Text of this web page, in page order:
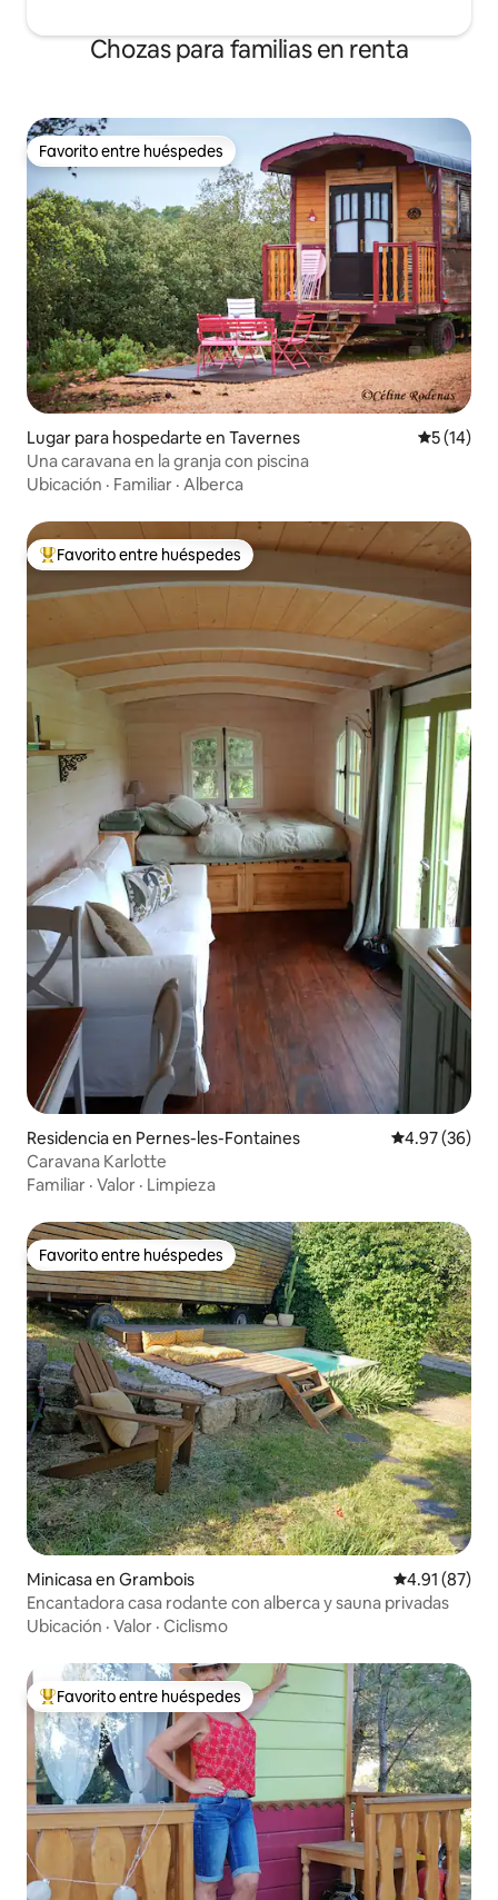
Chozas para familias en renta
Favorito entre huéspedes
Favorito entre huéspedes
Lugar para hospedarte en Tavernes
5 (14)
Una caravana en la granja con piscina
Ubicación · Familiar · Alberca
De los mejores en Favorito entre huéspedes
Favorito entre huéspedes
Residencia en Pernes-les-Fontaines Calificación
4.97 (36)
Caravana Karlotte
Familiar · Valor · Limpieza
Favorito entre huéspedes
Favorito entre huéspedes
Minicasa en Grambois Calificación
4.91 (87)
Encantadora casa rodante con alberca y sauna privadas
Ubicación · Valor · Ciclismo
De los mejores en Favorito entre huéspedes
Favorito entre huéspedes